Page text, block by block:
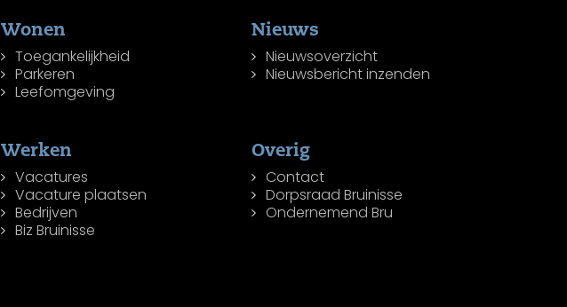
Wonen
Toegankelijkheid
Parkeren
Leefomgeving
Nieuws
Nieuwsoverzicht
Nieuwsbericht inzenden
Werken
Vacatures
Vacature plaatsen
Bedrijven
Biz Bruinisse
Overig
Contact
Dorpsraad Bruinisse
Ondernemend Bru